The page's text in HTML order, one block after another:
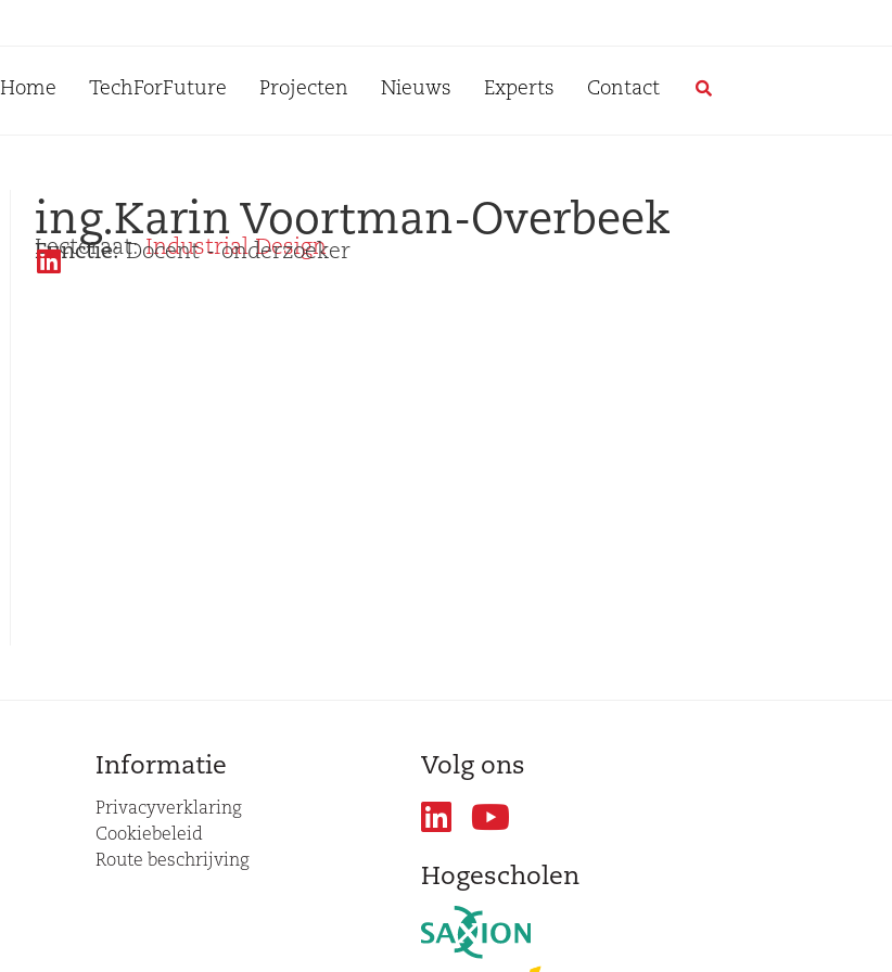
Home TechForFuture Projecten Nieuws Experts Contact
ing.Karin Voortman-Overbeek
Lectoraat:Industrial Design
Functie:Docent - onderzoeker
Informatie
Privacyverklaring
Cookiebeleid
Route beschrijving
Volg ons
Hogescholen